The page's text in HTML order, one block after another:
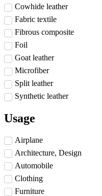
Cowhide leather
Fabric textile
Fibrous composite
Foil
Goat leather
Microfiber
Split leather
Synthetic leather
Usage
Airplane
Architecture, Design
Automobile
Clothing
Furniture